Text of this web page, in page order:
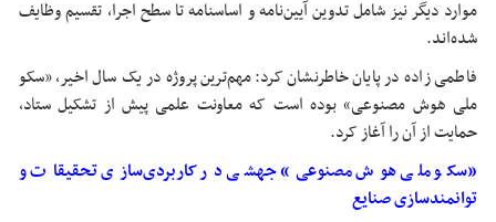
موارد دیگر نیز شامل تدوین آیین‌نامه و اساسنامه تا سطح اجرا، تقسیم وظایف
شده‌اند.
فاطمی زاده در پایان خاطرنشان کرد: مهم‌ترین پروژه در یک سال اخیر، «سکو
ملی هوش مصنوعی» بوده است که معاونت علمی پیش از تشکیل ستاد،
حمایت از آن را آغاز کرد.
«سکو ملی هوش مصنوعی» جهشی در کاربردی‌سازی تحقیقات و
توانمندسازی صنایع